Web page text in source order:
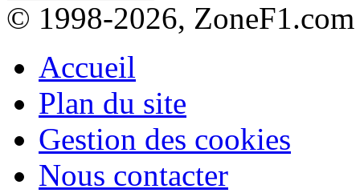
© 1998-2026, ZoneF1.com
Accueil
Plan du site
Gestion des cookies
Nous contacter